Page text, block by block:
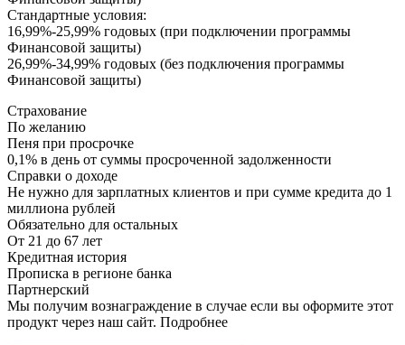
Стандартные условия:
16,99%-25,99% годовых (при подключении программы
Финансовой защиты)
26,99%-34,99% годовых (без подключения программы
Финансовой защиты)
Страхование
По желанию
Пеня при просрочке
0,1% в день от суммы просроченной задолженности
Справки о доходе
Не нужно для зарплатных клиентов и при сумме кредита до 1
миллиона рублей
Обязательно для остальных
От 21 до 67 лет
Кредитная история
Прописка в регионе банка
Партнерский
Мы получим вознаграждение в случае если вы оформите этот
продукт через наш сайт. Подробнее